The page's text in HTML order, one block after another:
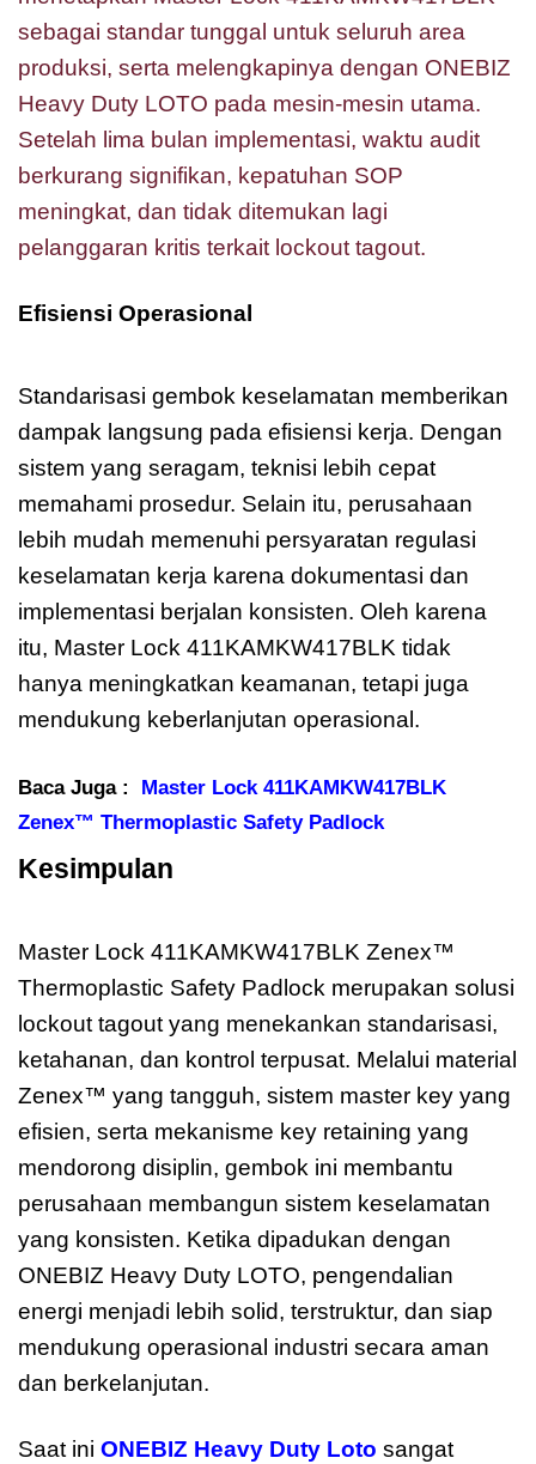
sebagai standar tunggal untuk seluruh area
produksi, serta melengkapinya dengan ONEBIZ
Heavy Duty LOTO pada mesin-mesin utama.
Setelah lima bulan implementasi, waktu audit
berkurang signifikan, kepatuhan SOP
meningkat, dan tidak ditemukan lagi
pelanggaran kritis terkait lockout tagout.
Efisiensi Operasional
Standarisasi gembok keselamatan memberikan
dampak langsung pada efisiensi kerja. Dengan
sistem yang seragam, teknisi lebih cepat
memahami prosedur. Selain itu, perusahaan
lebih mudah memenuhi persyaratan regulasi
keselamatan kerja karena dokumentasi dan
implementasi berjalan konsisten. Oleh karena
itu, Master Lock 411KAMKW417BLK tidak
hanya meningkatkan keamanan, tetapi juga
mendukung keberlanjutan operasional.
Baca Juga : Master Lock 411KAMKW417BLK
Zenex™ Thermoplastic Safety Padlock
Kesimpulan
Master Lock 411KAMKW417BLK Zenex™
Thermoplastic Safety Padlock merupakan solusi
lockout tagout yang menekankan standarisasi,
ketahanan, dan kontrol terpusat. Melalui material
Zenex™ yang tangguh, sistem master key yang
efisien, serta mekanisme key retaining yang
mendorong disiplin, gembok ini membantu
perusahaan membangun sistem keselamatan
yang konsisten. Ketika dipadukan dengan
ONEBIZ Heavy Duty LOTO, pengendalian
energi menjadi lebih solid, terstruktur, dan siap
mendukung operasional industri secara aman
dan berkelanjutan.
Saat ini ONEBIZ Heavy Duty Loto sangat